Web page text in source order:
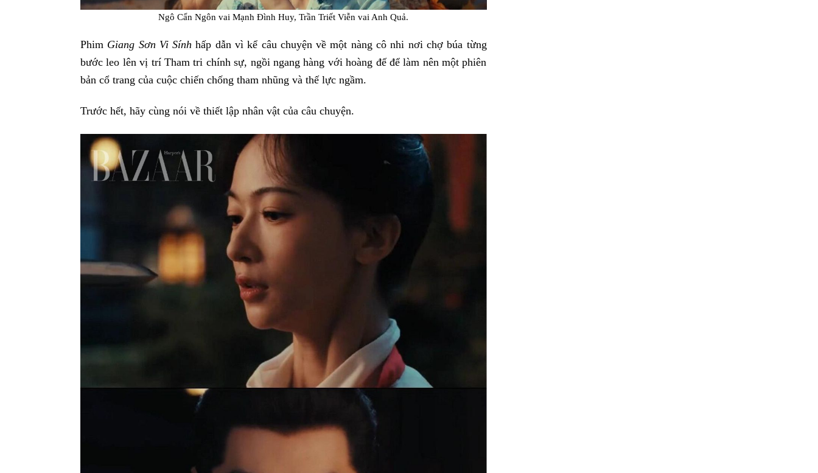
Ngô Cẩn Ngôn vai Mạnh Đình Huy, Trần Triết Viễn vai Anh Quả.
Phim Giang Sơn Vi Sínhhấp dẫn vì kể câu chuyện về một nàng cô nhi nơi chợ búa từng
bước leo lên vị trí Tham tri chính sự, ngồi ngang hàng với hoàng đế để làm nên một phiên
bản cổ trang của cuộc chiến chống tham nhũng và thế lực ngầm.
Trước hết, hãy cùng nói về thiết lập nhân vật của câu chuyện.